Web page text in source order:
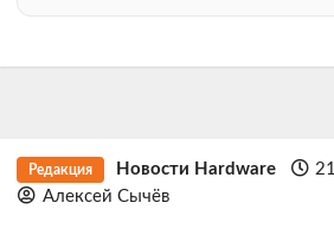
Редакция Новости Hardware
Алексей Сычёв